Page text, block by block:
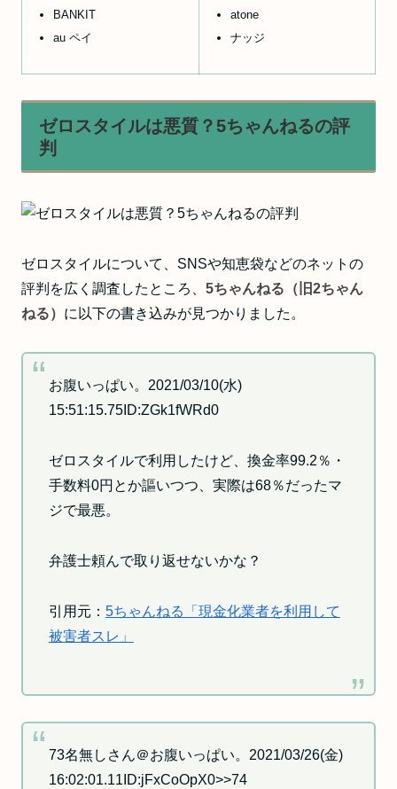
BANKIT
au ペイ
atone
ナッジ
ゼロスタイルは悪質？5ちゃんねるの評
判
ゼロスタイルについて、SNSや知恵袋などのネットの
評判を広く調査したところ、 5ちゃんねる（旧2ちゃん
ねる） に以下の書き込みが見つかりました。
お腹いっぱい。2021/03/10(水)
15:51:15.75ID:ZGk1fWRd0
ゼロスタイルで利用したけど、換金率99.2％・
手数料0円とか謳いつつ、実際は68％だったマ
ジで最悪。
弁護士頼んで取り返せないかな？
引用元： 5ちゃんねる「現金化業者を利用して
被害者スレ」
73名無しさん＠お腹いっぱい。2021/03/26(金)
16:02:01.11ID:jFxCoOpX0>>74